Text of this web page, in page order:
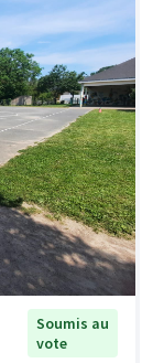
Soumis au
vote